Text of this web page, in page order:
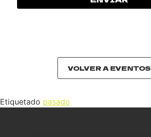
VOLVER A EVENTOS
Etiquetado pasado